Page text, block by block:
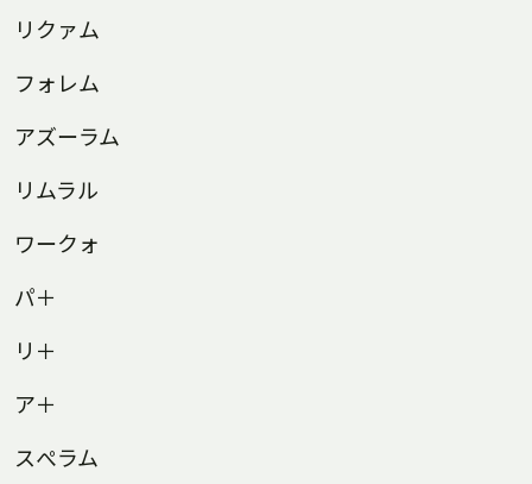
リクァム
フォレム
アズーラム
リムラル
ワークォ
パ＋
リ＋
ア＋
スぺラム